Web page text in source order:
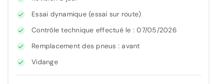
Essai dynamique (essai sur route)
Contrôle technique effectué le : 07/05/2026
Remplacement des pneus : avant
Vidange